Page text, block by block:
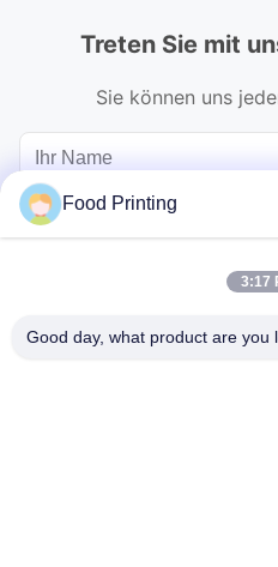
Treten Sie mit
Sie können uns
Food Printing
3:17
Good day, what product are you